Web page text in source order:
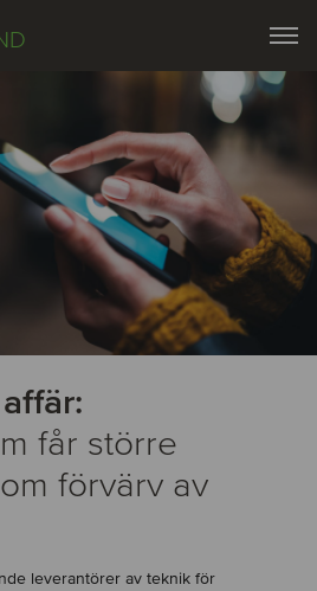
får större
förvärv av
leverantörer av teknik för